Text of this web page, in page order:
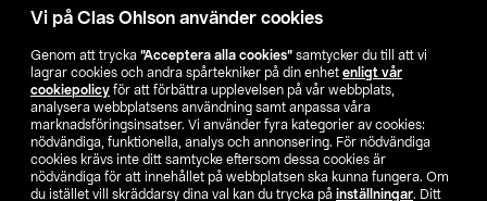
Vi på Clas Ohlson använder cookies
Genom att trycka ”Acceptera alla cookies” samtycker du till att vi
lagrar cookies och andra spårtekniker på din enhet enligt vår
cookiepolicy för att förbättra upplevelsen på vår webbplats,
analysera webbplatsens användning samt anpassa våra
marknadsföringsinsatser. Vi använder fyra kategorier av cookies:
nödvändiga, funktionella, analys och annonsering. För nödvändiga
cookies krävs inte ditt samtycke eftersom dessa cookies är
nödvändiga för att innehållet på webbplatsen ska kunna fungera. Om
du istället vill skräddarsy dina val kan du trycka på inställningar. Ditt
Hitta butik
SE NO FI